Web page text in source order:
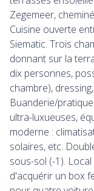
Zegemeer,
Cuisine ouverte
Siematic. Trois
donnant sur la
dix personnes,
chambre),
Buanderie/
ultra-luxueuses,
moderne :
solaires, etc.
sous-sol (-1).
d'acquérir un box